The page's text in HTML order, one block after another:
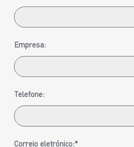
Empresa:
Telefone:
Correio eletrónico:*